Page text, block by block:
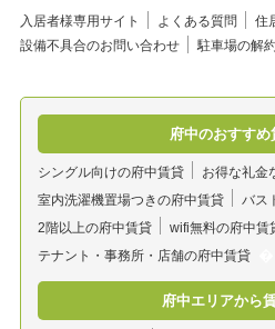
入居者様専用サイト よくある質問
住
設備不具合のお問い合わせ
駐車場の解
府中のおすすめ
シングル向けの府中賃貸
お得な礼金
室内洗濯機置場つきの府中賃貸
バス
2階以上の府中賃貸
wifi無料の府中賃
テナント・事務所・店舗の府中賃貸
府中エリアから